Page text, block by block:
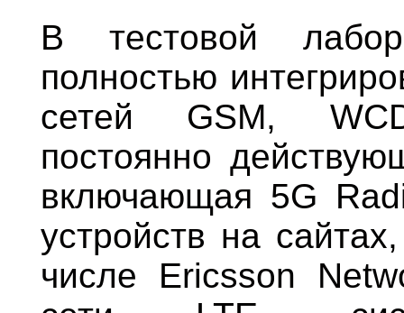
В тестовой
полностью
сетей GSM,
постоянно
включающая 5G
устройств на
числе Ericsson